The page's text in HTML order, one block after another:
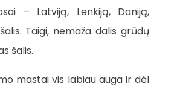
– Latviją, Lenkiją, Daniją,
Taigi, nemaža dalis grūdų
šalis.
mastai vis labiau auga ir dėl